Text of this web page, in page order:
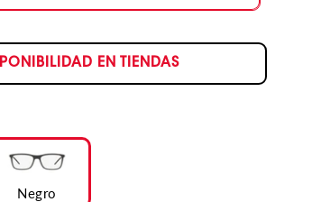
EN TIENDAS
Negro